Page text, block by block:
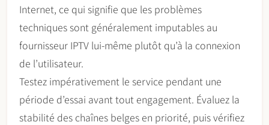
Internet, ce qui signifie que les problèmes
techniques sont généralement imputables au
fournisseur IPTV lui-même plutôt qu’à la connexion
de l’utilisateur.
Testez impérativement le service pendant une
période d’essai avant tout engagement. Évaluez la
stabilité des chaînes belges en priorité, puis vérifiez